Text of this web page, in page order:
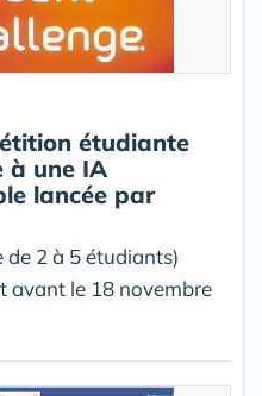
étudiante
à une IA
lancée par
de 2 à 5 étudiants)
avant le 18 novembre